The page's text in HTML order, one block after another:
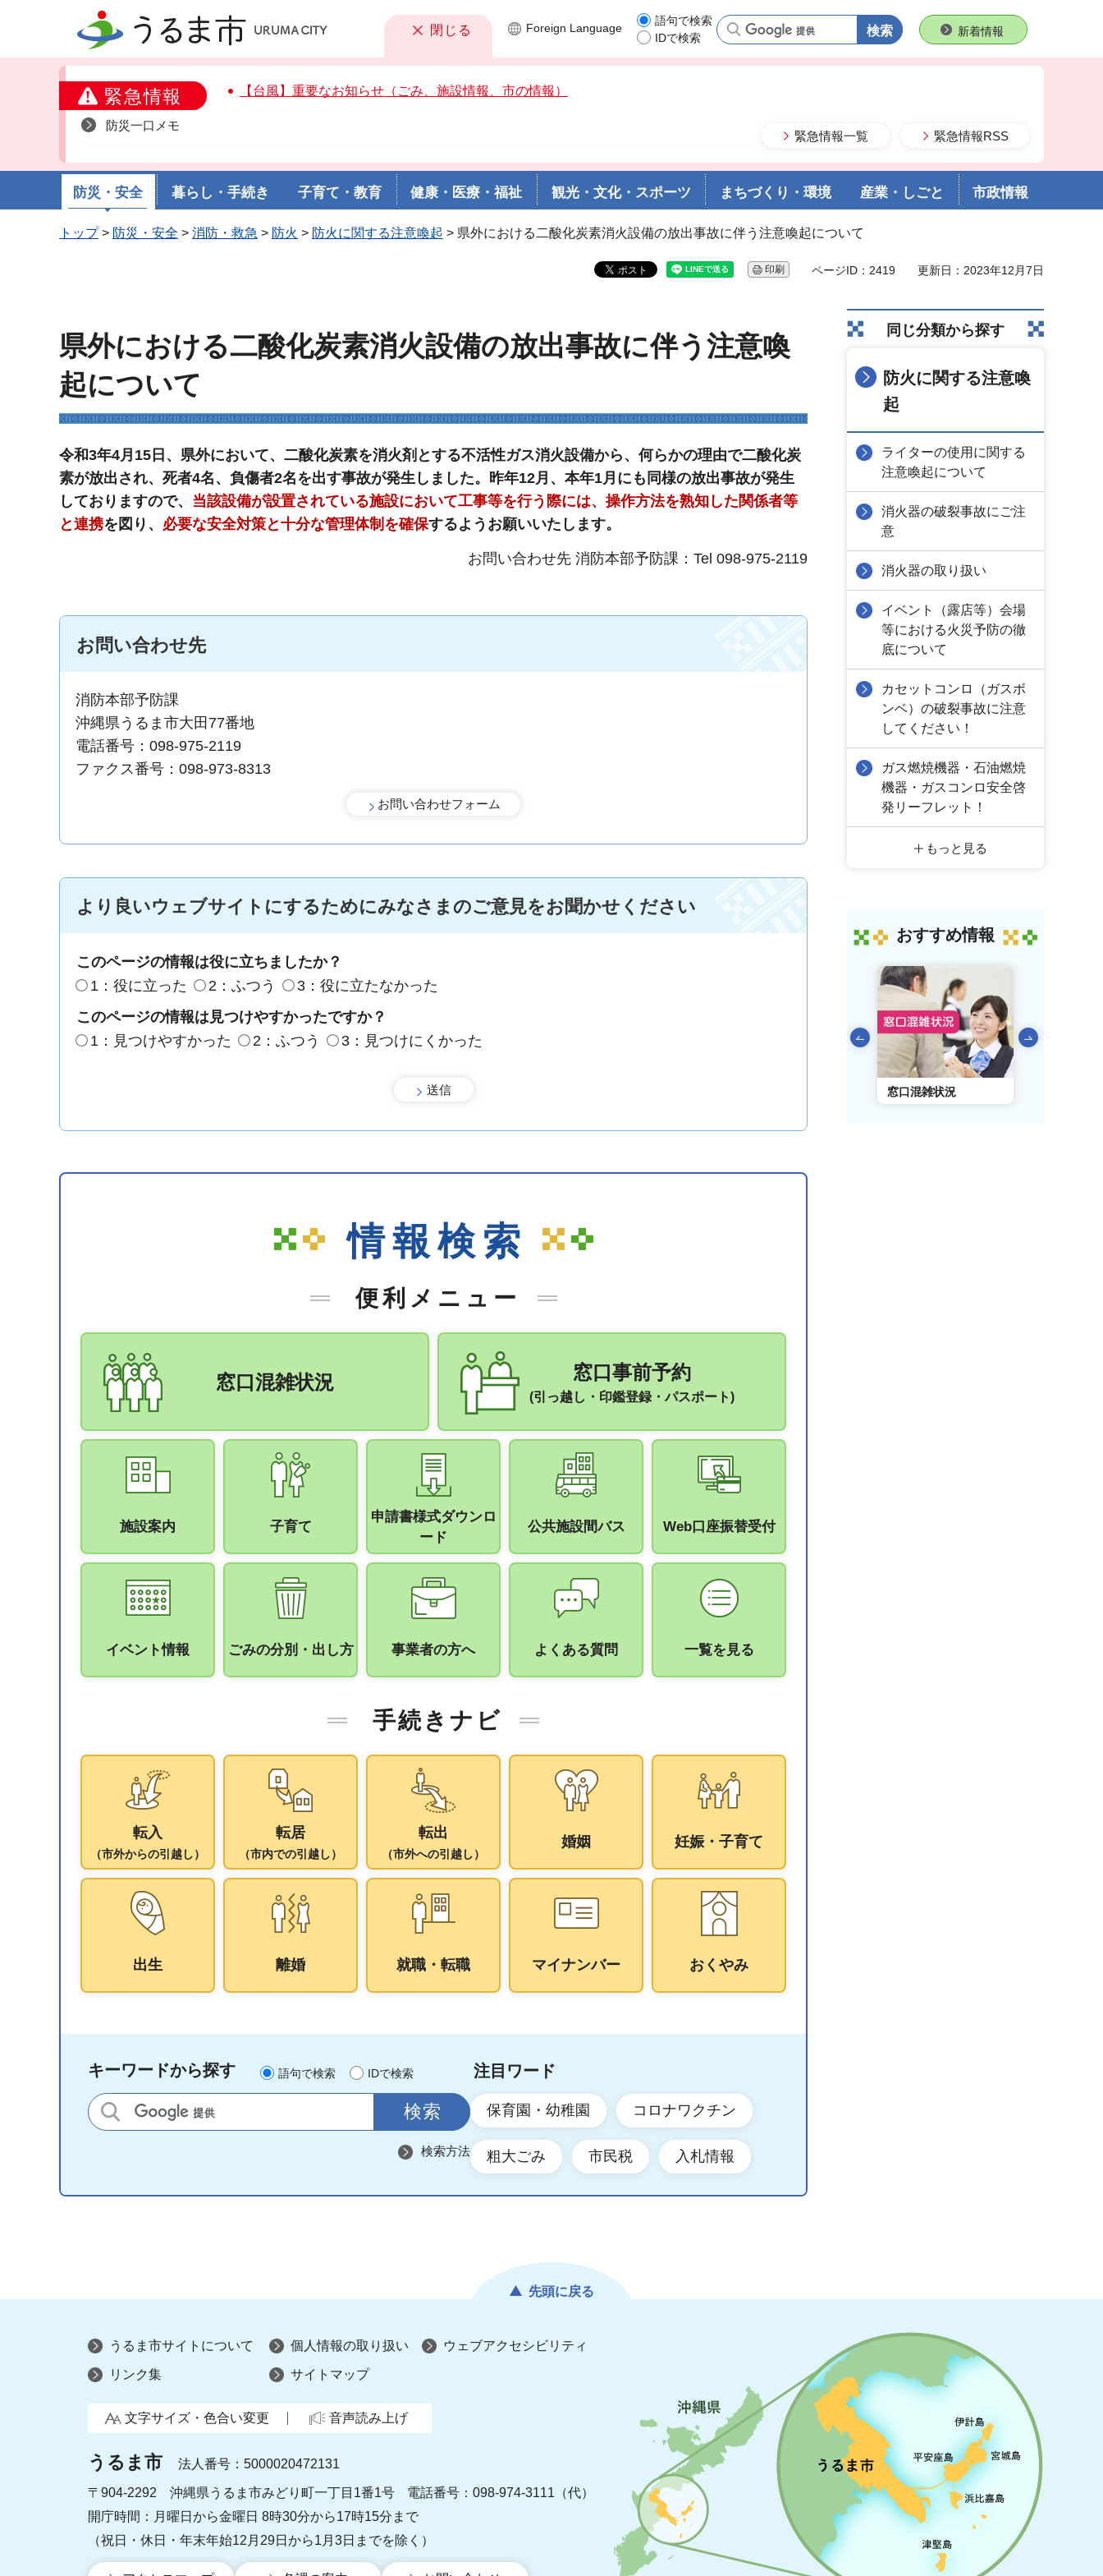
うるま市 閉じる
緊急情報
防災一口メモ
【台風】重要なお知らせ（ごみ、施設情報、市の情報）
緊急情報一覧 緊急情報RSS
Foreign Language
語句で検索
IDで検索
語句で検索新着情報
防災・安全 暮らし・手続き 子育て・教育 健康・医療・福祉 観光・文化・スポーツ まちづくり・環境 産業・しごと 市政情報
トップ> 防災・安全 > 消防・救急 > 防火 > 防火に関する注意喚起 > 県外における二酸化炭素消火設備の放出事故に伴う注意喚起について
印刷 ページID：2419 更新日：2023年12月7日
県外における二酸化炭素消火設備の放出事故に伴う注意喚
起について
令和3年4月15日、県外において、二酸化炭素を消火剤とする不活性ガス消火設備から、 何らかの理由で二酸化炭
素が放出 され、死者4名、負傷者2名を出す事故が発生しました。昨年12月、本年1月にも同様の放出事故が発生
しておりますので、 当該設備が設置されている施設において工事等を行う際には、操作方法を熟知した関係者等
と連携を図り、 必要な安全対策と十分な管理体制を確保するようお願いいたします。
お問い合わせ先 消防本部予防課：Tel 098-975-2119
お問い合わせ先
消防本部予防課
沖縄県うるま市大田77番地
電話番号：098-975-2119
ファクス番号：098-973-8313
より良いウェブサイトにするためにみなさまのご意見をお聞かせください
このページの情報は役に立ちましたか？
1：役に立った
2：ふつう
3：役に立たなかった
このページの情報は見つけやすかったですか？
1：見つけやすかった
2：ふつう 3：見つけにくかった
情報検索
便利メニュー
窓口混雑状況 窓口事前予約
(引っ越し・印鑑登録・パスポート)
施設案内 子育て
申請書様式ダウンロ
ード
公共施設間バス Web口座振替受付
イベント情報 ごみの分別・出し方 事業者の方へ よくある質問 一覧を見る
手続きナビ
転入
（市外からの引越し）
転居
（市内での引越し）
転出
（市外への引越し）
婚姻 妊娠・子育て
出生 離婚 就職・転職 マイナンバー おくやみ
キーワードから探す 語句で検索 IDで検索
サイト内検索
検索方法
注目ワード
保育園・幼稚園 コロナワクチン
粗大ごみ 市民税 入札情報
同じ分類から探す
防火に関する注意喚
起
ライターの使用に関する
注意喚起について
消火器の破裂事故にご注
意
消火器の取り扱い
イベント（露店等）会場
等における火災予防の徹
底について
カセットコンロ（ガスボ
ンベ）の破裂事故に注意
してください！
ガス燃焼機器・石油燃焼
機器・ガスコンロ安全啓
発リーフレット！
もっと見る
おすすめ情報
前のスライドを表示
窓口混雑状況
先頭に戻る
うるま市サイトについて 個人情報の取り扱い ウェブアクセシビリティ
リンク集 サイトマップ
文字サイズ・色合い変更 音声読み上げ
うるま市 法人番号：5000020472131
〒904-2292 沖縄県うるま市みどり町一丁目1番1号
電話番号：098-974-3111（代）
開庁時間：月曜日から金曜日 8時30分から17時15分まで
（祝日・休日・年末年始12月29日から1月3日までを除く）